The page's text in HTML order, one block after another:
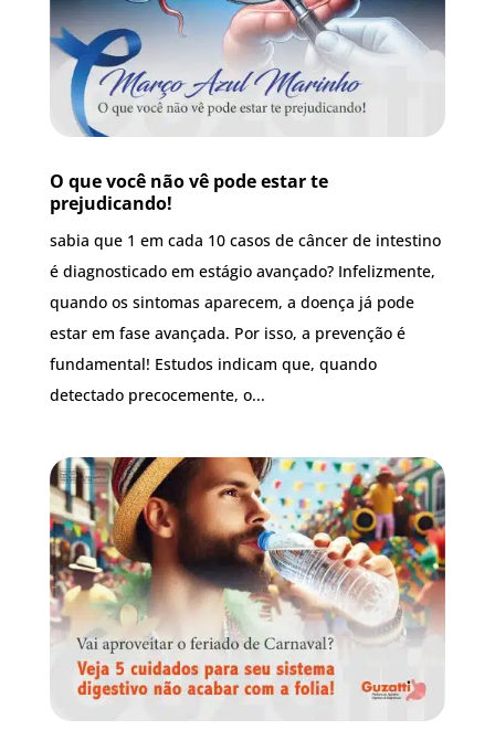
O que você não vê pode estar te
prejudicando!
sabia que 1 em cada 10 casos de câncer de intestino
é diagnosticado em estágio avançado? Infelizmente,
quando os sintomas aparecem, a doença já pode
estar em fase avançada. Por isso, a prevenção é
fundamental! Estudos indicam que, quando
detectado precocemente, o...